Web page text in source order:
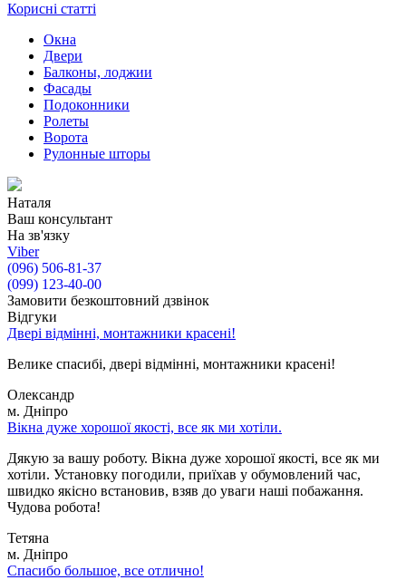
Корисні статті
Окна
Двери
Балконы, лоджии
Фасады
Подоконники
Ролеты
Ворота
Рулонные шторы
Наталя
Ваш консультант
На зв'язку
Viber
(096) 506-81-37
(099) 123-40-00
Замовити безкоштовний дзвінок
Відгуки
Двері відмінні, монтажники красені!
Велике спасибі, двері відмінні, монтажники красені!
Олександр
м. Дніпро
Вікна дуже хорошої якості, все як ми хотіли.
Дякую за вашу роботу. Вікна дуже хорошої якості, все як ми
хотіли. Установку погодили, приїхав у обумовлений час,
швидко якісно встановив, взяв до уваги наші побажання.
Чудова робота!
Тетяна
м. Дніпро
Спасибо большое, все отлично!